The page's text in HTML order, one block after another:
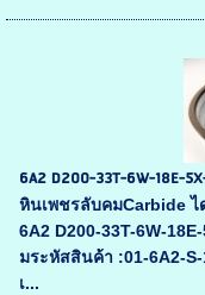
6A2 D200-33T-6W-18E-
หินเพชรลับคมCarbide
6A2 D200-33T-6W-
มระหัสสินค้า :01-6A2-
เ...